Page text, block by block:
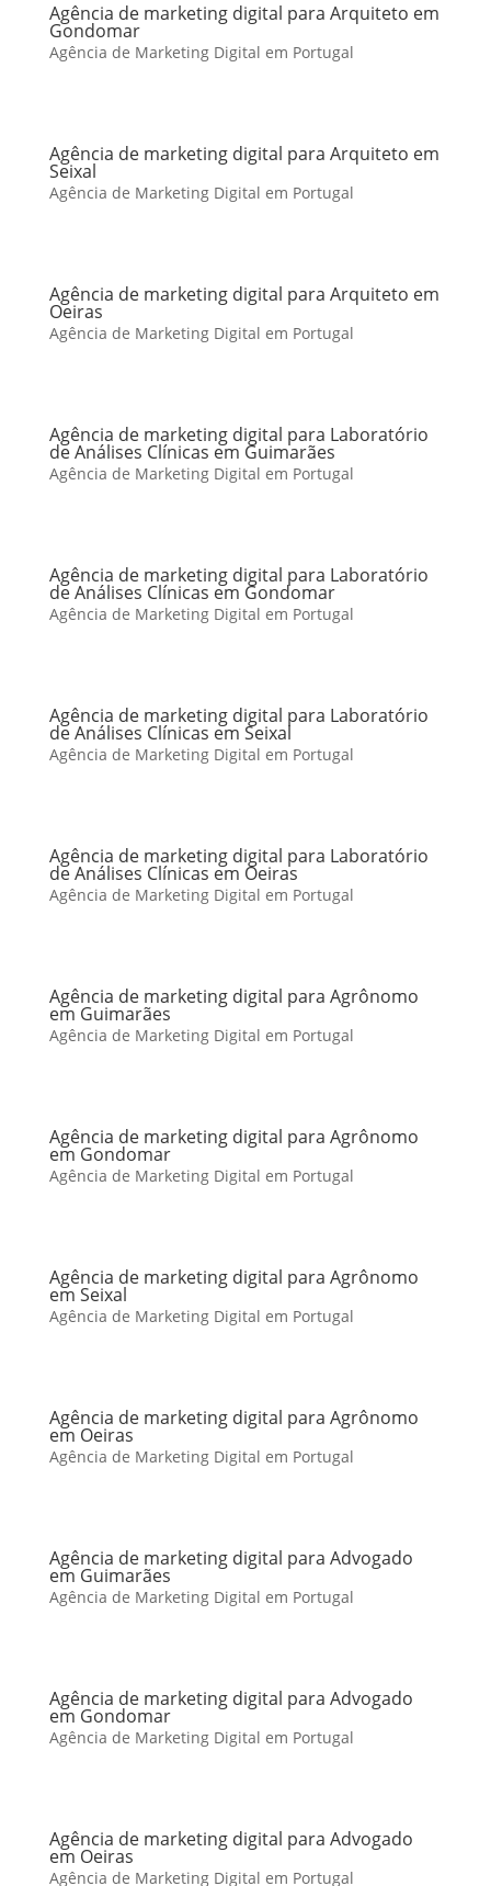
Agência de marketing digital para Arquiteto em
Gondomar
Agência de Marketing Digital em Portugal
Agência de marketing digital para Arquiteto em
Seixal
Agência de Marketing Digital em Portugal
Agência de marketing digital para Arquiteto em
Oeiras
Agência de Marketing Digital em Portugal
Agência de marketing digital para Laboratório
de Análises Clínicas em Guimarães
Agência de Marketing Digital em Portugal
Agência de marketing digital para Laboratório
de Análises Clínicas em Gondomar
Agência de Marketing Digital em Portugal
Agência de marketing digital para Laboratório
de Análises Clínicas em Seixal
Agência de Marketing Digital em Portugal
Agência de marketing digital para Laboratório
de Análises Clínicas em Oeiras
Agência de Marketing Digital em Portugal
Agência de marketing digital para Agrônomo
em Guimarães
Agência de Marketing Digital em Portugal
Agência de marketing digital para Agrônomo
em Gondomar
Agência de Marketing Digital em Portugal
Agência de marketing digital para Agrônomo
em Seixal
Agência de Marketing Digital em Portugal
Agência de marketing digital para Agrônomo
em Oeiras
Agência de Marketing Digital em Portugal
Agência de marketing digital para Advogado
em Guimarães
Agência de Marketing Digital em Portugal
Agência de marketing digital para Advogado
em Gondomar
Agência de Marketing Digital em Portugal
Agência de marketing digital para Advogado
em Oeiras
Agência de Marketing Digital em Portugal